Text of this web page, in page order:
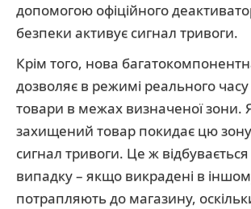
допомогою офіційного
безпеки активує сигнал тривоги.
Крім того, нова
дозволяє в режимі реального часу
товари в межах визначеної зони.
захищений товар покидає цю
сигнал тривоги. Це ж
випадку – якщо викрадені в
потрапляють до магазину,